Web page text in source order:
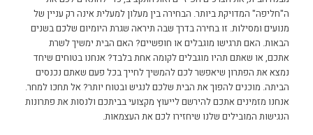
ה"חליפה" המדויקת ביותר. הבחירה בין מעלון למעלית אינה רק עניין של
מנועים ומסילות. זו בחירה בדרך שבה תיראה שגרת היומיום שלכם בשנים
הבאות. האם תרגישו מוגבלים או חופשיים? האם הבית ימשיך לשרת
אתכם, או שאתם תהיו מוגבלים לקומה אחת בלבד? אנחנו בטוחים שיחד
נמצא את הפתרון שיאפשר לכם להמשיך לחייך בכל פעם שאתם נכנסים
הביתה. מוכנים להפוך את הבית שלכם לנגיש ובטוח יותר? אל תחכו למחר.
אנחנו מזמינים אתכם להירשם לייעוץ מקצועי בביתכם ולנסות את פתרונות
הנגישות המובילים שלנו שיחזירו לכם את העצמאות.